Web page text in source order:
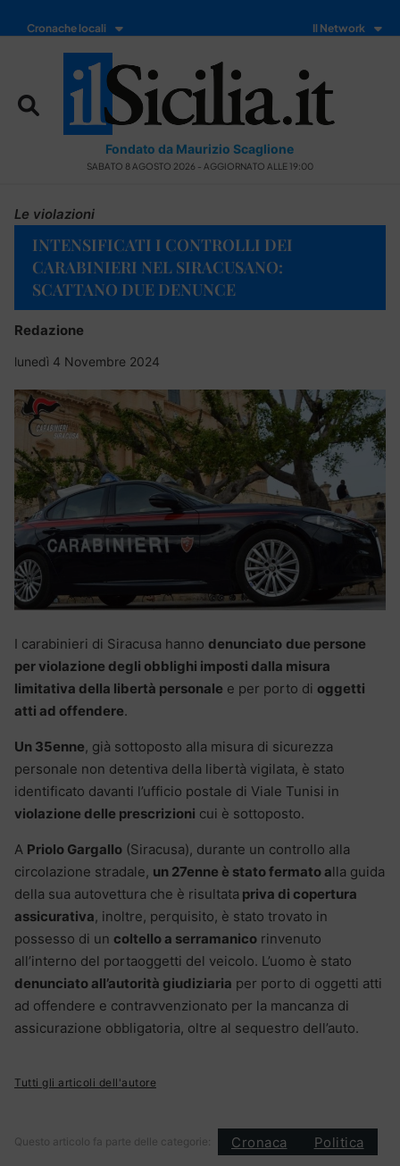
Cronache locali Il Network
Fondato da Maurizio Scaglione
SABATO 8 AGOSTO 2026 - AGGIORNATO ALLE 19:00
Le violazioni
INTENSIFICATI I CONTROLLI DEI
CARABINIERI NEL SIRACUSANO:
SCATTANO DUE DENUNCE
Redazione
lunedì 4 Novembre 2024
I carabinieri di Siracusa hanno denunciato due persone
per violazione degli obblighi imposti dalla misura
limitativa della libertà personale e per porto di oggetti
atti ad offendere.
Un 35enne, già sottoposto alla misura di sicurezza
personale non detentiva della libertà vigilata, è stato
identificato davanti l’ufficio postale di Viale Tunisi in
violazione delle prescrizioni cui è sottoposto.
A Priolo Gargallo (Siracusa), durante un controllo alla
circolazione stradale, un 27enne è stato fermato alla guida
della sua autovettura che è risultata priva di copertura
assicurativa, inoltre, perquisito, è stato trovato in
possesso di un coltello a serramanico rinvenuto
all’interno del portaoggetti del veicolo. L’uomo è stato
denunciato all’autorità giudiziaria per porto di oggetti atti
ad offendere e contravvenzionato per la mancanza di
assicurazione obbligatoria, oltre al sequestro dell’auto.
Tutti gli articoli dell'autore
Questo articolo fa parte delle categorie: Cronaca Politica